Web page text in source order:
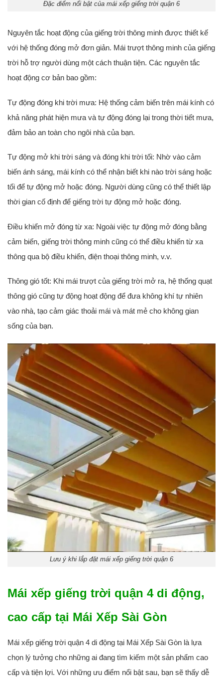
Đặc điểm nổi bật của mái xếp giếng trời quận 6
Nguyên tắc hoạt động của giếng trời thông minh được thiết kế
với hệ thống đóng mở đơn giản. Mái trượt thông minh của giếng
trời hỗ trợ người dùng một cách thuận tiện. Các nguyên tắc
hoạt động cơ bản bao gồm:
Tự động đóng khi trời mưa: Hệ thống cảm biến trên mái kính có
khả năng phát hiện mưa và tự động đóng lại trong thời tiết mưa,
đảm bảo an toàn cho ngôi nhà của bạn.
Tự động mở khi trời sáng và đóng khi trời tối: Nhờ vào cảm
biến ánh sáng, mái kính có thể nhận biết khi nào trời sáng hoặc
tối để tự động mở hoặc đóng. Người dùng cũng có thể thiết lập
thời gian cố định để giếng trời tự động mở hoặc đóng.
Điều khiển mở đóng từ xa: Ngoài việc tự động mở đóng bằng
cảm biến, giếng trời thông minh cũng có thể điều khiển từ xa
thông qua bộ điều khiển, điện thoại thông minh, v.v.
Thông gió tốt: Khi mái trượt của giếng trời mở ra, hệ thống quạt
thông gió cũng tự động hoạt động để đưa không khí tự nhiên
vào nhà, tạo cảm giác thoải mái và mát mẻ cho không gian
sống của bạn.
Lưu ý khi lắp đặt mái xếp giếng trời quận 6
Mái xếp giếng trời quận 4 di động,
cao cấp tại Mái Xếp Sài Gòn
Mái xếp giếng trời quận 4 di động tại Mái Xếp Sài Gòn là lựa
chọn lý tưởng cho những ai đang tìm kiếm một sản phẩm cao
cấp và tiện lợi. Với những ưu điểm nổi bật sau, bạn sẽ thấy dễ